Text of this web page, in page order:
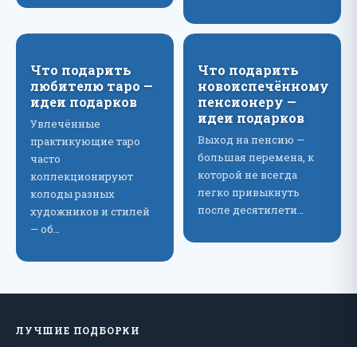
Что подарить
любителю таро —
идеи подарков
Увлечённые
практикующие таро
часто
коллекционируют
колоды разных
художников и стилей
— об…
Что подарить
новоиспечённому
пенсионеру —
идеи подарков
Выход на пенсию —
большая перемена, к
которой не всегда
легко привыкнуть
после десятилети…
ЛУЧШИЕ ПОДБОРКИ